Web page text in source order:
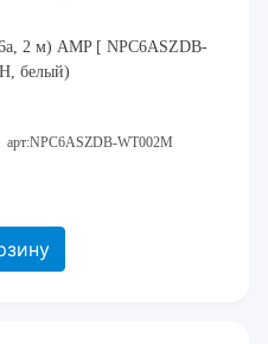
2 м) AMP [ NPC6ASZDB-
белый)
арт:NPC6ASZDB-WT002M